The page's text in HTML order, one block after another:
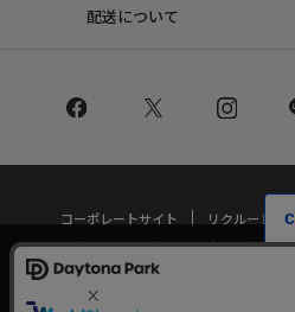
配送について
コーポレートサイト リクルート
プライバシーポリシー
特定商取
当サイトでは利用体験の向上およびコンテ
の分析を目的としてCookieを使用していま